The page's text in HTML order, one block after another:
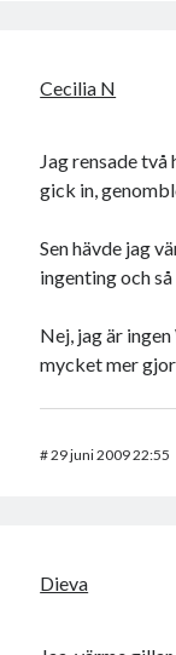
Cecilia N
Jag rensade
gick in,
Sen hävde jag
ingenting och
Nej, jag är
mycket mer
#29 juni 2009 22:55
Dieva